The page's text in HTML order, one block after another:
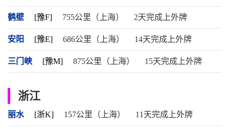
鹤壁 [豫F] 755公里（上海） 2天完成上外牌
安阳 [豫E] 686公里（上海） 14天完成上外牌
三门峡 [豫M] 875公里（上海） 15天完成上外牌
浙江
丽水 [浙K] 157公里（上海） 11天完成上外牌